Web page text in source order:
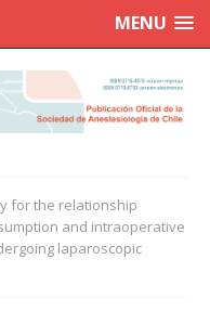
MENU
for the relationship
and intraoperative
laparoscopic